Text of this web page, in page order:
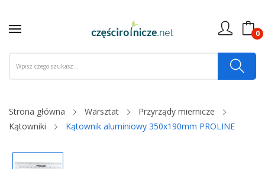
0
Strona główna Warsztat
Przyrządy miernicze
Kątowniki
Kątownik aluminiowy 350x190mm PROLINE